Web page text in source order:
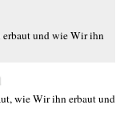
erbaut und wie Wir ihn
wie Wir ihn erbaut und